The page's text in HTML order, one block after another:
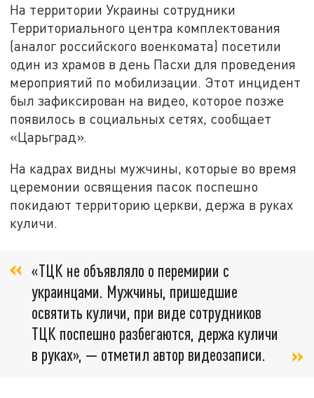
На территории Украины сотрудники
Территориального центра комплектования
(аналог российского военкомата) посетили
один из храмов в день Пасхи для проведения
мероприятий по мобилизации. Этот инцидент
был зафиксирован на видео, которое позже
появилось в социальных сетях, сообщает
«Царьград».
На кадрах видны мужчины, которые во время
церемонии освящения пасок поспешно
покидают территорию церкви, держа в руках
куличи.
«ТЦК не объявляло о перемирии с
украинцами. Мужчины, пришедшие
освятить куличи, при виде сотрудников
ТЦК поспешно разбегаются, держа куличи
в руках», — отметил автор видеозаписи.